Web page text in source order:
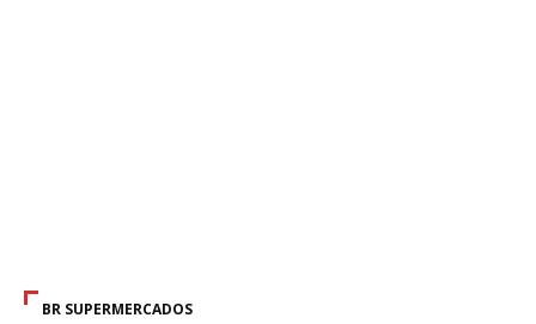
BR SUPERMERCADOS